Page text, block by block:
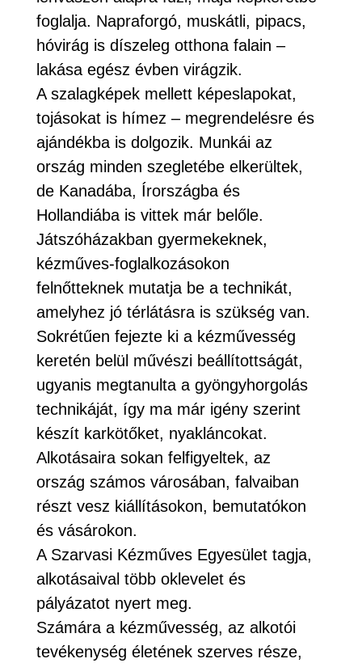
foglalja. Napraforgó, muskátli, pipacs,
hóvirág is díszeleg otthona falain –
lakása egész évben virágzik.
A szalagképek mellett képeslapokat,
tojásokat is hímez – megrendelésre és
ajándékba is dolgozik. Munkái az
ország minden szegletébe elkerültek,
de Kanadába, Írországba és
Hollandiába is vittek már belőle.
Játszóházakban gyermekeknek,
kézműves-foglalkozásokon
felnőtteknek mutatja be a technikát,
amelyhez jó térlátásra is szükség van.
Sokrétűen fejezte ki a kézművesség
keretén belül művészi beállítottságát,
ugyanis megtanulta a gyöngyhorgolás
technikáját, így ma már igény szerint
készít karkötőket, nyakláncokat.
Alkotásaira sokan felfigyeltek, az
ország számos városában, falvaiban
részt vesz kiállításokon, bemutatókon
és vásárokon.
A Szarvasi Kézműves Egyesület tagja,
alkotásaival több oklevelet és
pályázatot nyert meg.
Számára a kézművesség, az alkotói
tevékenység életének szerves része,